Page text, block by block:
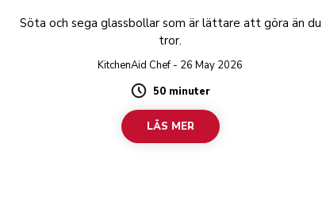
Söta och sega glassbollar som är lättare att göra än du
tror.
KitchenAid Chef - 26 May 2026
Duration
50 minuter
LÄS MER